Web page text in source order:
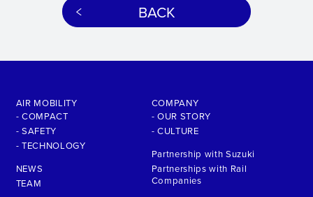
BACK
AIR MOBILITY
- COMPACT
- SAFETY
- TECHNOLOGY
NEWS
TEAM
COMPANY
- OUR STORY
- CULTURE
Partnership with Suzuki
Partnerships with Rail
Companies